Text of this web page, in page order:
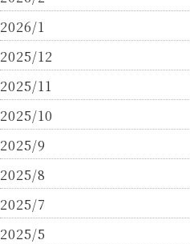
2026/1
2025/12
2025/11
2025/10
2025/9
2025/8
2025/7
2025/5